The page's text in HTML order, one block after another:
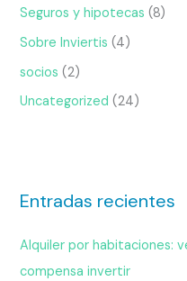
Seguros y hipotecas (8)
Sobre Inviertis (4)
socios (2)
Uncategorized (24)
Entradas recientes
Alquiler por habitaciones:
compensa invertir